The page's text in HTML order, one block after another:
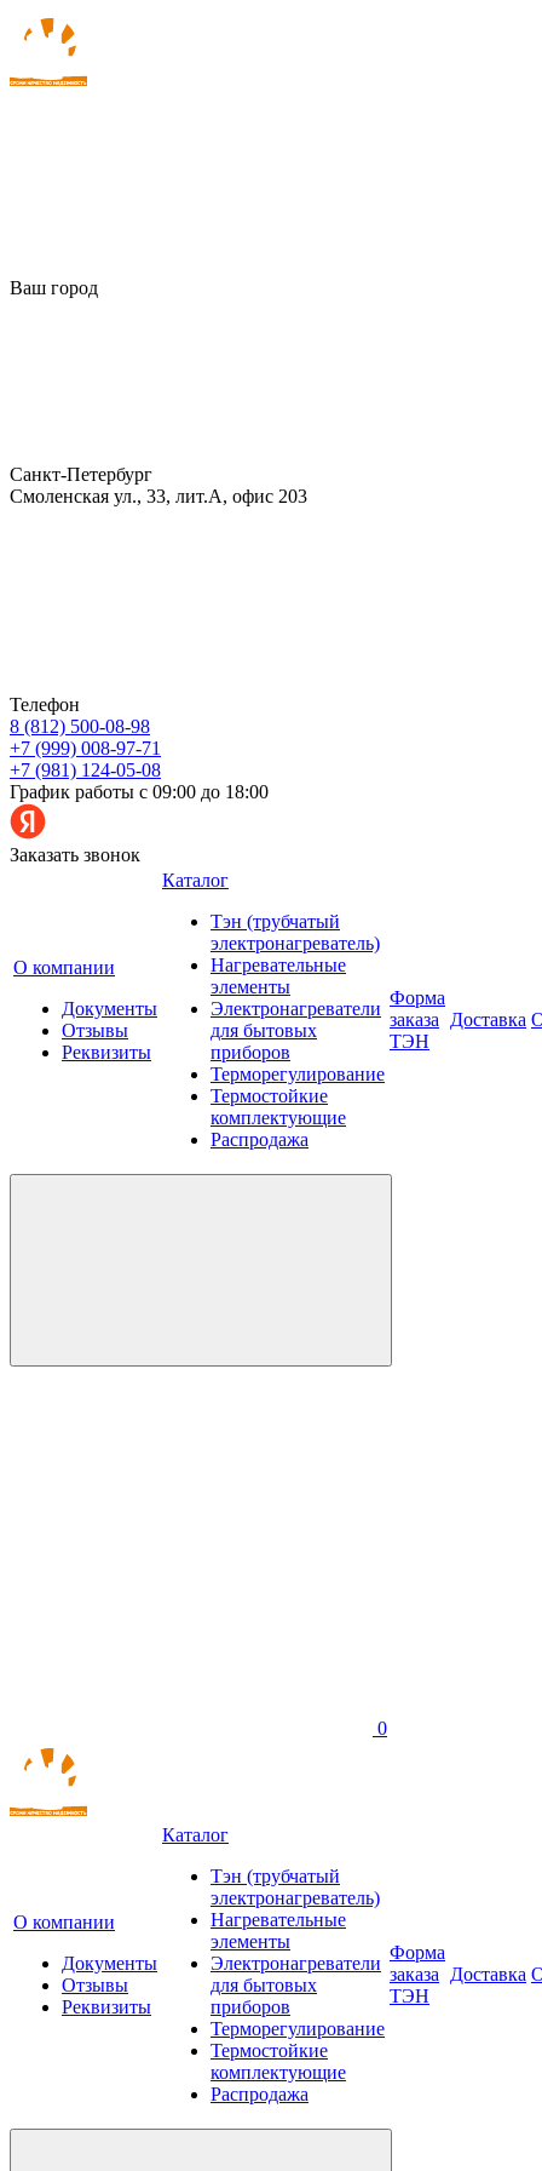
Ваш город
Санкт-Петербург
Смоленская ул., 33, лит.А, офис 203
Телефон
8 (812) 500-08-98
+7 (999) 008-97-71
+7 (981) 124-05-08
График работы с 09:00 до 18:00
Заказать звонок
О компании
Документы
Отзывы
Реквизиты
Каталог
Тэн (трубчатый
электронагреватель)
Нагревательные
элементы
Электронагреватели
для бытовых
приборов
Терморегулирование
Термостойкие
комплектующие
Распродажа
Форма
заказа
ТЭН
Доставка
0
О компании
Документы
Отзывы
Реквизиты
Каталог
Тэн (трубчатый
электронагреватель)
Нагревательные
элементы
Электронагреватели
для бытовых
приборов
Терморегулирование
Термостойкие
комплектующие
Распродажа
Форма
заказа
ТЭН
Доставка